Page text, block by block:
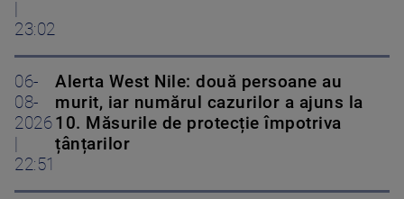
23:02
06-
08-
2026
22:51
Alerta West Nile: două persoane au
murit, iar numărul cazurilor a ajuns la
10. Măsurile de protecție împotriva
țânțarilor